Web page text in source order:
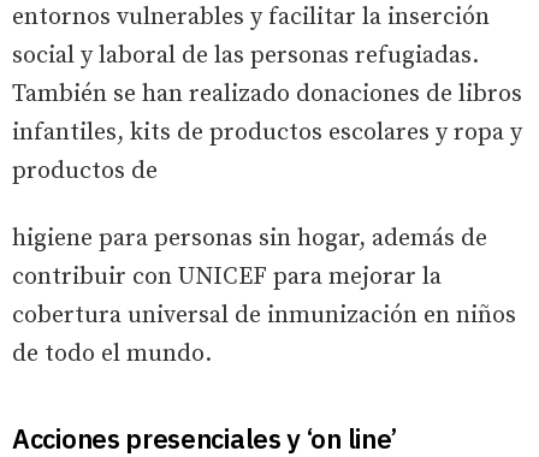
entornos vulnerables y facilitar la inserción
social y laboral de las personas refugiadas.
También se han realizado donaciones de libros
infantiles, kits de productos escolares y ropa y
productos de
higiene para personas sin hogar, además de
contribuir con UNICEF para mejorar la
cobertura universal de inmunización en niños
de todo el mundo.
Acciones presenciales y ‘on line’